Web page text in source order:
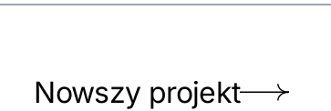
Nowszy projekt